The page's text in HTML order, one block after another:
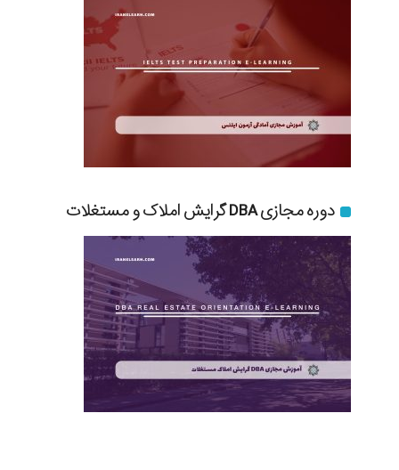
دوره مجازی DBA گرایش املاک و مستغلات